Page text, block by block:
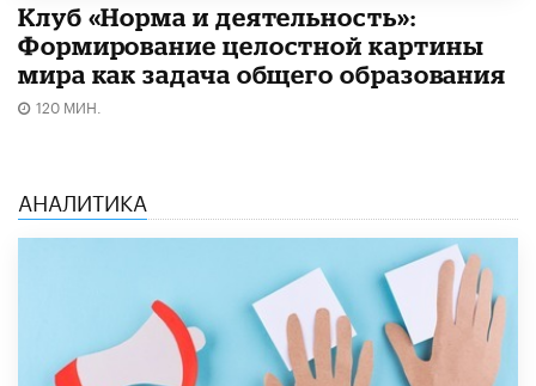
Клуб «Норма и деятельность»:
Формирование целостной картины
мира как задача общего образования
120 МИН.
АНАЛИТИКА